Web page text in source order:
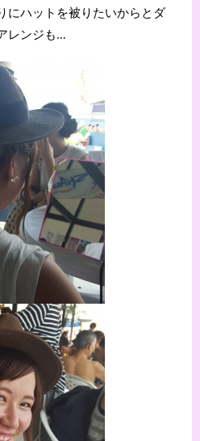
にハットを被りたいからとダ
レンジも…